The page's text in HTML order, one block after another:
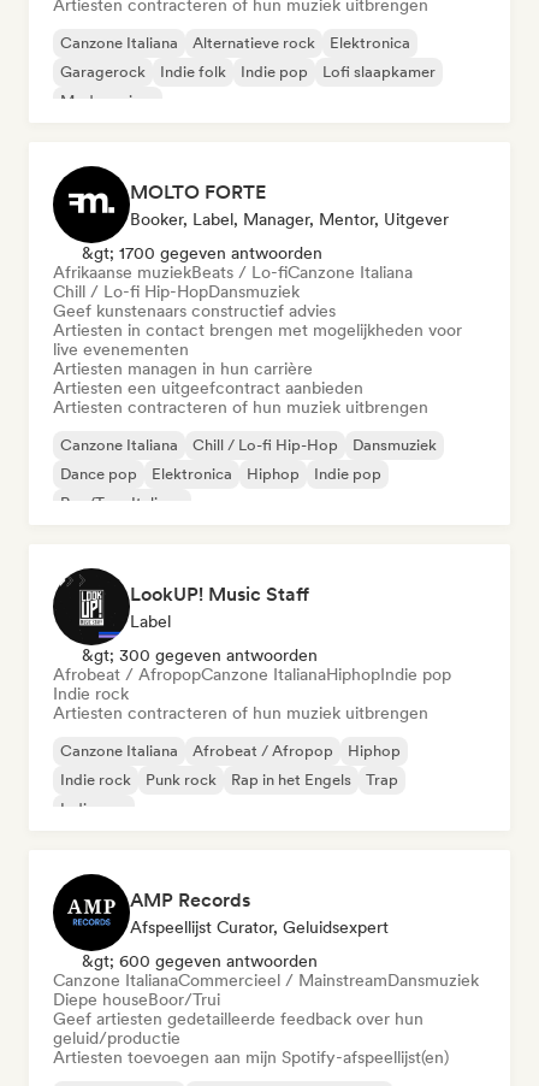
Artiesten contracteren of hun muziek uitbrengen
Canzone Italiana Alternatieve rock
Elektronica
Garagerock
Indie folk Indie pop
Lofi slaapkamer
Moderne jazz
MOLTO FORTE
Booker, Label, Manager, Mentor, Uitgever
&gt; 1700 gegeven antwoorden
Afrikaanse muziekBeats / Lo-fiCanzone Italiana
Chill / Lo-fi Hip-HopDansmuziek
Geef kunstenaars constructief advies
Artiesten in contact brengen met mogelijkheden voor
live evenementen
Artiesten managen in hun carrière
Artiesten een uitgeefcontract aanbieden
Artiesten contracteren of hun muziek uitbrengen
Canzone Italiana Chill / Lo-fi Hip-Hop
Dansmuziek
Dance pop
Elektronica Hiphop
Indie pop
Rap/Trap Italiano
LookUP! Music Staff
Label
&gt; 300 gegeven antwoorden
Afrobeat / AfropopCanzone ItalianaHiphopIndie pop
Indie rock
Artiesten contracteren of hun muziek uitbrengen
Canzone Italiana Afrobeat / Afropop
Hiphop
Indie rock
Punk rock Rap in het Engels
Trap
Indie pop
AMP Records
Afspeellijst Curator, Geluidsexpert
&gt; 600 gegeven antwoorden
Canzone ItalianaCommercieel / MainstreamDansmuziek
Diepe houseBoor/Trui
Geef artiesten gedetailleerde feedback over hun
geluid/productie
Artiesten toevoegen aan mijn Spotify-afspeellijst(en)